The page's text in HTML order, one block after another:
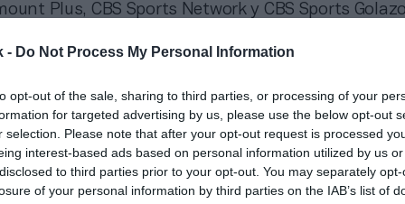
- Do Not Process My Personal Information
opt-out of the sale, sharing to third parties, or processing of your
for targeted advertising by us, please use the below opt-out
selection. Please note that after your opt-out request is processed
interest-based ads based on personal information utilized by us
to third parties prior to your opt-out. You may separately
of your personal information by third parties on the IAB’s list of
Plus, CBS Sports Network y CBS Sports
como Burnley, Leeds United,
McElhenney.
convincentes de la EFL y su creciente
de primera clase, esperamos seguir elevando
Dan Weinberg, vicepresidente ejecutivo de
CBS Sports.